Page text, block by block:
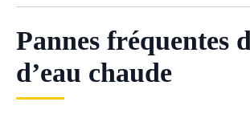
Pannes fréquentes
d’eau chaude